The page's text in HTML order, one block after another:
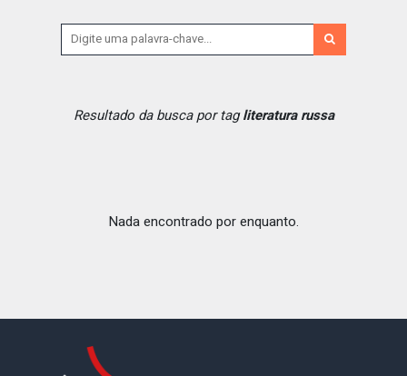
Resultado da busca por tagliteratura russa
Nada encontrado por enquanto.